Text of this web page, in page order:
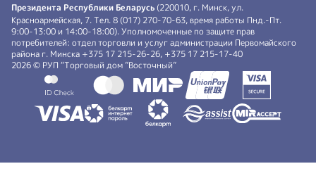
Президента Республики Беларусь (220010, г. Минск, ул.
Красноармейская, 7. Тел. 8 (017) 270-70-63, время работы Пнд.-Пт.
9:00-13:00 и 14:00-18:00). Уполномоченные по защите прав
потребителей: отдел торговли и услуг администрации Первомайского
района г. Минска +375 17 215-26-26, +375 17 215-17-40
2026 © РУП “Торговый дом ”Восточный”